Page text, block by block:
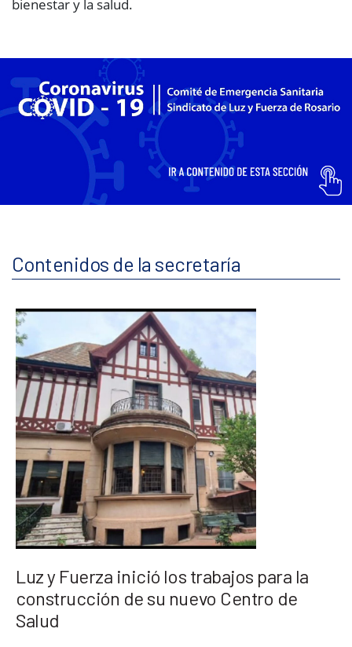
bienestar y la salud.
Contenidos de la secretaría
Luz y Fuerza inició los trabajos para la
construcción de su nuevo Centro de
Salud